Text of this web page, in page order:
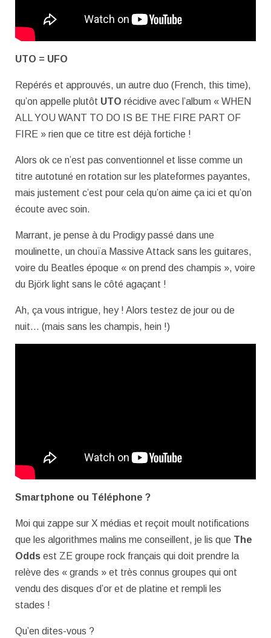
UTO = UFO
Repérés et approuvés, un autre duo (French, this time),
qu’on appelle plutôt UTO récidive avec l’album « WHEN
ALL YOU WANT TO DO IS BE THE FIRE PART OF
FIRE » rien que ce titre est déjà fortiche !
Alors ok ce n’est pas conventionnel et lisse comme un
titre autotuné en rotation sur les plateformes payantes,
mais justement c’est pour cela qu’on aime ça ici et qu’on
écoute avec soin.
Marrant, je pense à du Prodigy passé dans une
moulinette, un chouïa Massive Attack sans les guitares,
voire du Beatles époque « on prend des champis », voire
du Björk light sans le côté agaçant !
Ah, ça vous intrigue, hey ! Alors testez de jour ou de
nuit… (mais sans les champis, hein !)
Smartphone ou Téléphone ?
Moi qui zappe sur X médias et reçoit moult notifications
que les algorithmes malins me conseillent, je lis que The
Odds est ZE groupe rock français qui doit prendre la
relève des « grands » et très connus groupes qui ont
vendu des disques d’or et de platine et rempli les
stades !
Qu’en dites-vous ?